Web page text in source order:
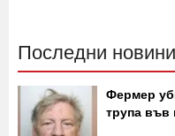
Последни новини
Фермер
трупа във